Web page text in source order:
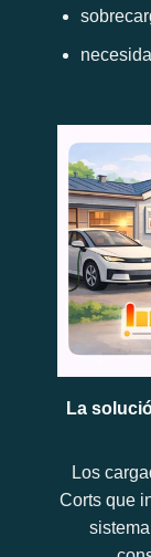
La
Los
Corts que